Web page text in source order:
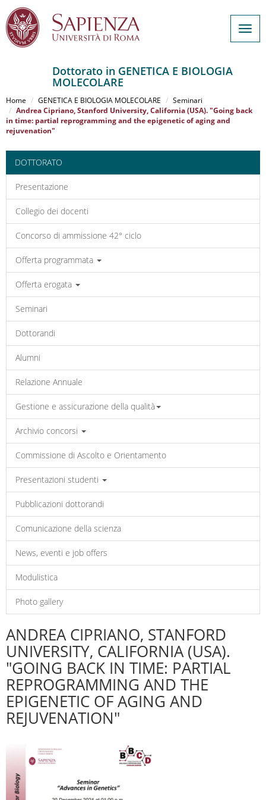
al
contenuto
principale
Dottorato in GENETICA E BIOLOGIA
MOLECOLARE
Home GENETICA E BIOLOGIA MOLECOLARE
Seminari
Andrea Cipriano, Stanford University, California (USA). "Going back
in time: partial reprogramming and the epigenetic of aging and
rejuvenation"
DOTTORATO
Presentazione
Collegio dei docenti
Concorso di ammissione 42° ciclo
Offerta programmata
Offerta erogata
Seminari
Dottorandi
Alumni
Relazione Annuale
Gestione e assicurazione della qualità
Archivio concorsi
Commissione di Ascolto e Orientamento
Presentazioni studenti
Pubblicazioni dottorandi
Comunicazione della scienza
News, eventi e job offers
Modulistica
Photo gallery
ANDREA CIPRIANO, STANFORD
UNIVERSITY, CALIFORNIA (USA).
"GOING BACK IN TIME: PARTIAL
REPROGRAMMING AND THE
EPIGENETIC OF AGING AND
REJUVENATION"